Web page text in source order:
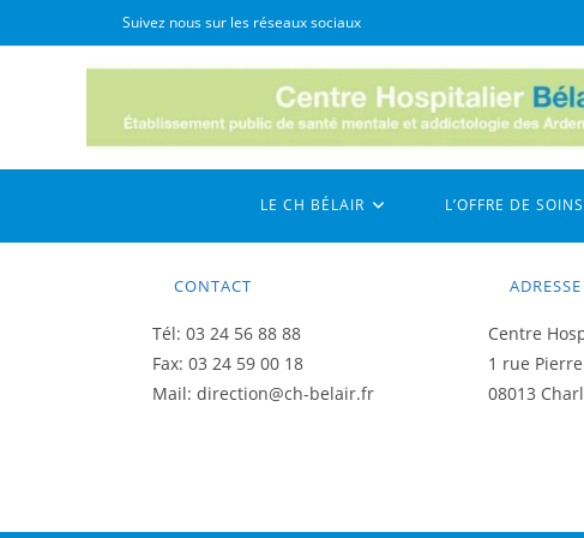
to
Suivez nous sur les réseaux sociaux
LE CH BÉLAIR L’OFFRE DE SOINS
CONTACT
Tél: 03 24 56 88 88
Fax: 03 24 59 00 18
Mail: direction@ch-belair.fr
ADRESSE
Centre
1 rue
08013